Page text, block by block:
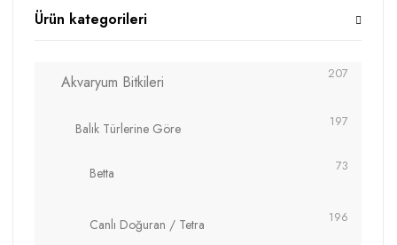
Ürün kategorileri
Akvaryum Bitkileri 207
Balık Türlerine Göre 197
Betta 73
Canlı Doğuran / Tetra 196